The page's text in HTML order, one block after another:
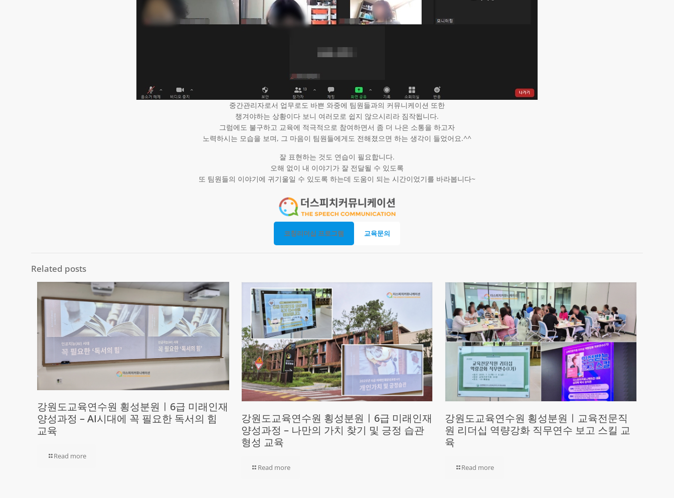
중간관리자로서 업무로도 바쁜 와중에 팀원들과의 커뮤니케이션 또한
챙겨야하는 상황이다 보니 여러모로 쉽지 않으시리라 짐작됩니다.
그럼에도 불구하고 교육에 적극적으로 참여하면서 좀 더 나은 소통을 하고자
노력하시는 모습을 보며, 그 마음이 팀원들에게도 전해졌으면 하는 생각이 들었어요.^^
잘 표현하는 것도 연습이 필요합니다.
오해 없이 내 이야기가 잘 전달될 수 있도록
또 팀원들의 이야기에 귀기울일 수 있도록 하는데 도움이 되는 시간이었기를 바라봅니다~
코칭리더십 프로그램 교육문의
Related posts
강원도교육연수원 횡성분원ㅣ6급 미래인재
양성과정 – AI시대에 꼭 필요한 독서의 힘
교육
Read more
강원도교육연수원 횡성분원ㅣ6급 미래인재
양성과정 – 나만의 가치 찾기 및 긍정 습관
형성 교육
Read more
강원도교육연수원 횡성분원ㅣ교육전문직
원 리더십 역량강화 직무연수 보고 스킬 교
육
Read more